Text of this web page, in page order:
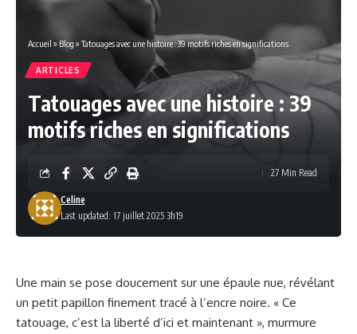
Accueil » Blog »Tatouages avec une histoire : 39 motifs riches en significations
ARTICLES
Tatouages avec une histoire : 39
motifs riches en significations
Last updated: 17 juillet 2025 3h19
Celine
27 Min Read
Une main se pose doucement sur une épaule nue, révélant
un petit papillon finement tracé à l’encre noire. « Ce
tatouage, c’est la liberté d’ici et maintenant », murmure